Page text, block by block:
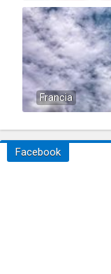
Francia
Facebook